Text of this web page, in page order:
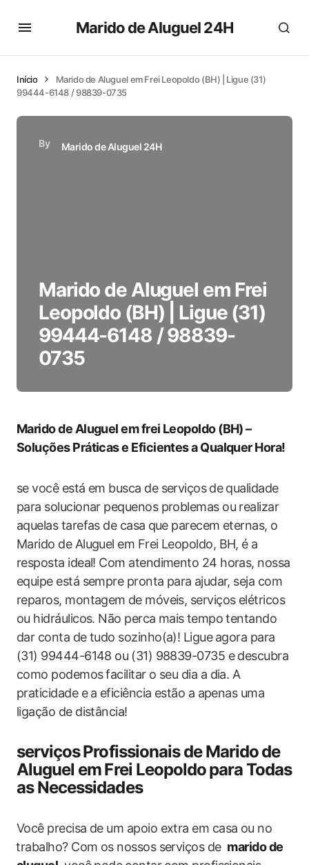
Marido de Aluguel 24H
Início
Marido de Aluguel em Frei Leopoldo (BH) | Ligue (31)
99444-6148 / 98839-0735
By Marido de Aluguel 24H
Marido de Aluguel em Frei
Leopoldo (BH) | Ligue (31)
99444-6148 / 98839-
0735
Marido de Aluguel em frei Leopoldo (BH) –
Soluções Práticas e Eficientes a Qualquer Hora!
se você está‍ em busca de serviços⁣ de‌ qualidade‍
para solucionar pequenos‌ problemas ou realizar
aquelas tarefas de casa⁣ que parecem eternas, o
Marido​ de Aluguel em‍ Frei Leopoldo, BH, é a
resposta ideal! Com atendimento 24 horas,‍ nossa
equipe está sempre pronta para ⁢ajudar, seja com
reparos, montagem ⁤de móveis, serviços elétricos
‍ou hidráulicos. Não perca‌ mais ⁤tempo tentando
dar conta de tudo sozinho(a)! Ligue ⁤agora‍ para
(31) 99444-6148 ou⁣ (31) 98839-0735 e descubra
como podemos⁤ facilitar o seu dia a dia. A
praticidade e⁢ a eficiência estão a ‌apenas uma
ligação​ de distância!
serviços ⁢Profissionais de Marido⁤ de‍
Aluguel em ⁢Frei Leopoldo⁢ para Todas⁢
as​ Necessidades
Você ​precisa de um apoio extra em casa ou no
⁤trabalho?‌ Com os nossos serviços de ‍ marido de